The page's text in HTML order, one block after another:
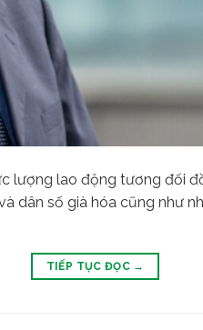
lượng lao động tương đối
dân số già hóa cũng như
TIẾP TỤC ĐỌC →